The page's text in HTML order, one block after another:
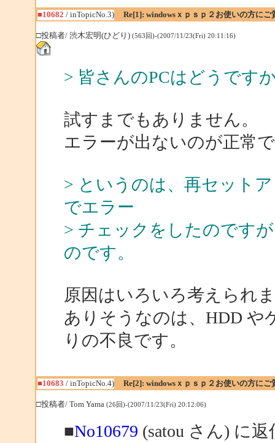
■10682 / inTopicNo.3) Re[1]: windowsｘｐｓｐ２お使いの方にご
□投稿者/ 渋木宏明(ひどり) (563回)-(2007/11/23(Fri) 20:11:16)
> 皆さんのPCはどうです
試すまでもありません。
エラーが出ないのが正常
> というのは、再セット
でエラー
> チェックをしたのです
のです。
原因はいろいろ考えられ
ありそうなのは、HDD や
りの不良です。
■10683 / inTopicNo.4) Re[2]: windowsｘｐｓｐ２お使いの方にご
□投稿者/ Tom Yama (26回)-(2007/11/23(Fri) 20:12:06)
■No10679 (satou さん) に返